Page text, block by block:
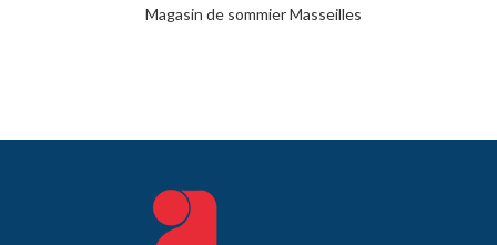
Magasin de sommier Masseilles